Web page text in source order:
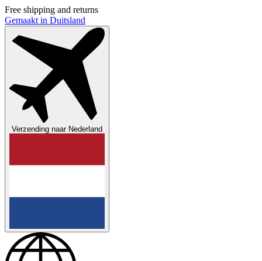
Free shipping and returns
Gemaakt in Duitsland
Verzending naarNederland